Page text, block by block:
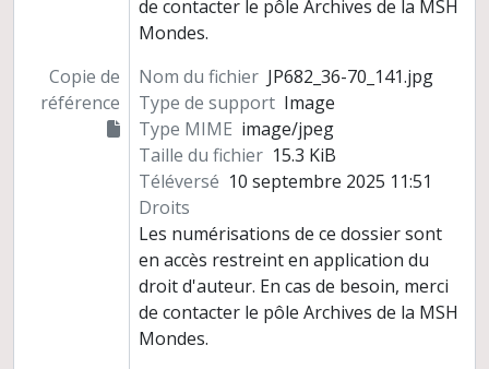
de contacter le pôle Archives de la MSH
Mondes.
Copie de
référence
Nom du fichier JP682_36-70_141.jpg
Type de support Image
Type MIME image/jpeg
Taille du fichier 15.3 KiB
Téléversé 10 septembre 2025 11:51
Droits
Les numérisations de ce dossier sont
en accès restreint en application du
droit d'auteur. En cas de besoin, merci
de contacter le pôle Archives de la MSH
Mondes.